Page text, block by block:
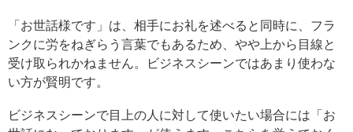
「お世話様です」は、相手にお礼を述べると同時に、フラ
ンクに労をねぎらう言葉でもあるため、やや上から目線と
受け取られかねません。ビジネスシーンではあまり使わな
い方が賢明です。
ビジネスシーンで目上の人に対して使いたい場合には「お